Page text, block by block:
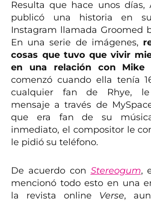
Resulta que hace unos días,
publicó una historia en
Instagram llamada Groomed
En una serie de imágenes,
cosas que tuvo que vivir
en una relación con Mike
comenzó cuando ella tenía
cualquier fan de Rhye,
mensaje a través de
que era fan de su
inmediato, el compositor le
le pidió su teléfono.
De acuerdo con Stereogum,
mencionó todo esto en una
la revista online Verse,